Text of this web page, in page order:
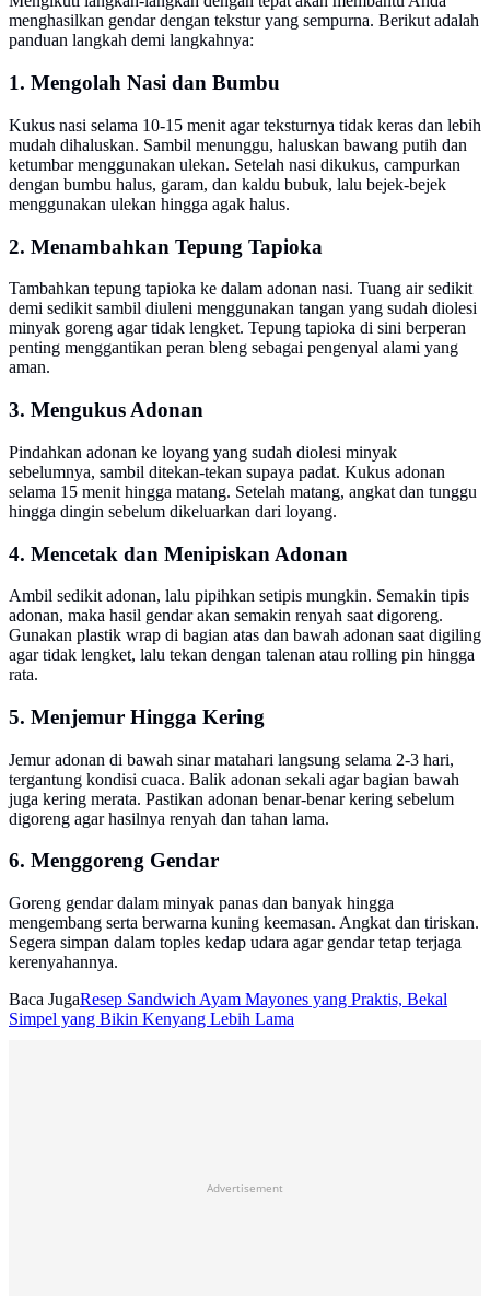
menghasilkan gendar dengan tekstur yang sempurna. Berikut adalah
panduan langkah demi langkahnya:
1. Mengolah Nasi dan Bumbu
Kukus nasi selama 10-15 menit agar teksturnya tidak keras dan lebih
mudah dihaluskan. Sambil menunggu, haluskan bawang putih dan
ketumbar menggunakan ulekan. Setelah nasi dikukus, campurkan
dengan bumbu halus, garam, dan kaldu bubuk, lalu bejek-bejek
menggunakan ulekan hingga agak halus.
2. Menambahkan Tepung Tapioka
Tambahkan tepung tapioka ke dalam adonan nasi. Tuang air sedikit
demi sedikit sambil diuleni menggunakan tangan yang sudah diolesi
minyak goreng agar tidak lengket. Tepung tapioka di sini berperan
penting menggantikan peran bleng sebagai pengenyal alami yang
aman.
3. Mengukus Adonan
Pindahkan adonan ke loyang yang sudah diolesi minyak
sebelumnya, sambil ditekan-tekan supaya padat. Kukus adonan
selama 15 menit hingga matang. Setelah matang, angkat dan tunggu
hingga dingin sebelum dikeluarkan dari loyang.
4. Mencetak dan Menipiskan Adonan
Ambil sedikit adonan, lalu pipihkan setipis mungkin. Semakin tipis
adonan, maka hasil gendar akan semakin renyah saat digoreng.
Gunakan plastik wrap di bagian atas dan bawah adonan saat digiling
agar tidak lengket, lalu tekan dengan talenan atau rolling pin hingga
rata.
5. Menjemur Hingga Kering
Jemur adonan di bawah sinar matahari langsung selama 2-3 hari,
tergantung kondisi cuaca. Balik adonan sekali agar bagian bawah
juga kering merata. Pastikan adonan benar-benar kering sebelum
digoreng agar hasilnya renyah dan tahan lama.
6. Menggoreng Gendar
Goreng gendar dalam minyak panas dan banyak hingga
mengembang serta berwarna kuning keemasan. Angkat dan tiriskan.
Segera simpan dalam toples kedap udara agar gendar tetap terjaga
kerenyahannya.
Baca JugaResep Sandwich Ayam Mayones yang Praktis, Bekal
Simpel yang Bikin Kenyang Lebih Lama
Advertisement